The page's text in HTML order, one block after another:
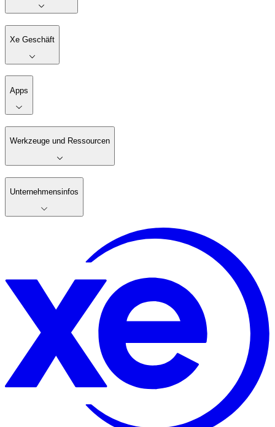
Xe Geschäft
Apps
Werkzeuge und Ressourcen
Unternehmensinfos